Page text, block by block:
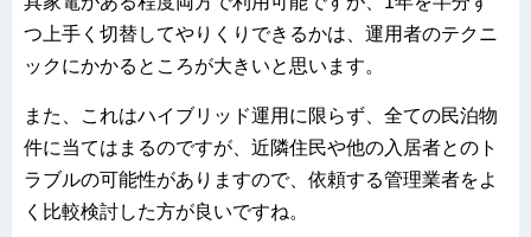
つ上手く切替してやりくりできるかは、運用者のテクニ
ックにかかるところが大きいと思います。
また、これはハイブリッド運用に限らず、全ての民泊物
件に当てはまるのですが、近隣住民や他の入居者とのト
ラブルの可能性がありますので、依頼する管理業者をよ
く比較検討した方が良いですね。